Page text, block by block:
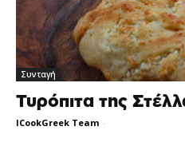
Συνταγή
Τυρόπιτα της
ICookGreek Team -